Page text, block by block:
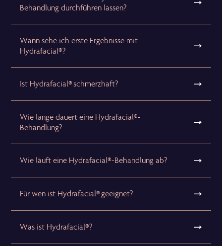
Behandlung durchführen lassen?
Wann sehe ich erste Ergebnisse mit
Hydrafacial®?
Ist Hydrafacial® schmerzhaft?
Wie lange dauert eine Hydrafacial®-
Behandlung?
Wie läuft eine Hydrafacial®-Behandlung ab?
Für wen ist Hydrafacial® geeignet?
Was ist Hydrafacial®?